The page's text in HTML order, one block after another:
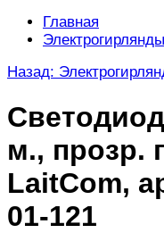
Главная
Электрогирлянды
Назад:
м., прозр.
LaitCom,
01-121